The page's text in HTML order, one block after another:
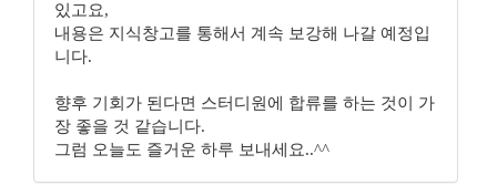
있고요,
내용은 지식창고를 통해서 계속 보강해 나갈 예정입
니다.
향후 기회가 된다면 스터디원에 합류를 하는 것이 가
장 좋을 것 같습니다.
그럼 오늘도 즐거운 하루 보내세요..^^